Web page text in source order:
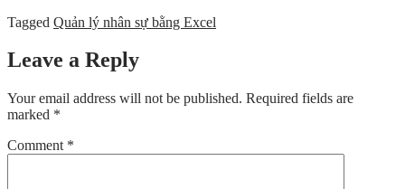
Tagged Quản lý nhân sự bằng Excel
Leave a Reply
Your email address will not be published. Required fields are
marked *
Comment *